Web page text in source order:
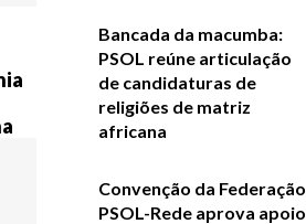
Bancada da macumba:
PSOL reúne articulação
de candidaturas de
religiões de matriz
africana
Convenção da Federação
PSOL-Rede aprova apoio